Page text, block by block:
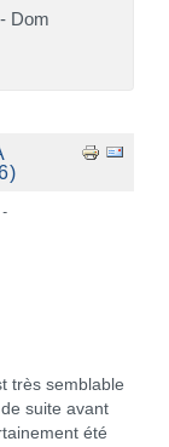
Dom
semblable
suite avant
été